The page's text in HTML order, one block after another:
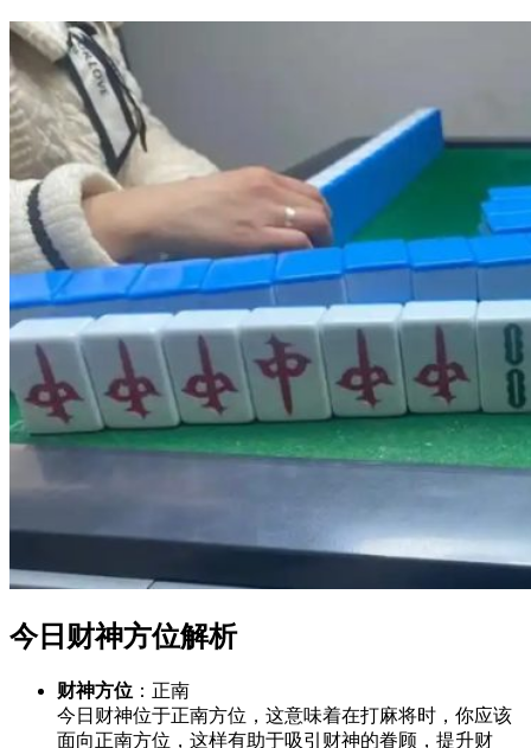
今日财神方位解析
财神方位 ：正南
今日财神位于正南方位，这意味着在打麻将时，你应该
面向正南方位，这样有助于吸引财神的眷顾，提升财